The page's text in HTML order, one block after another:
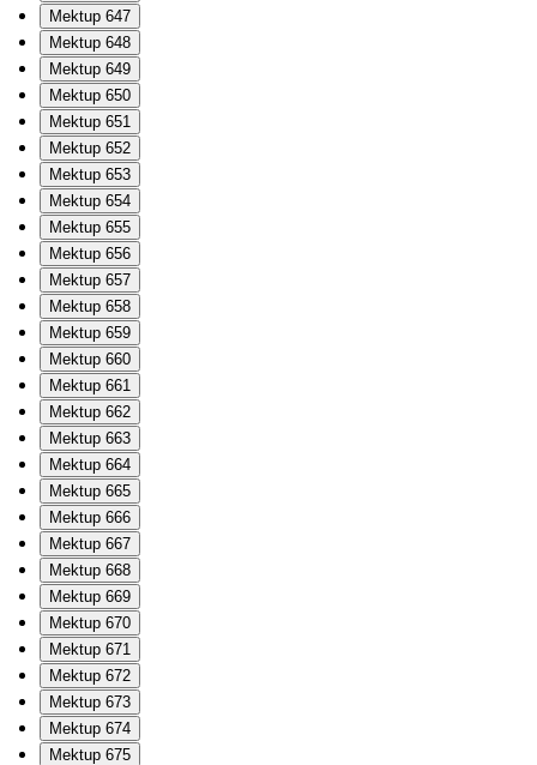
Mektup 647
Mektup 648
Mektup 649
Mektup 650
Mektup 651
Mektup 652
Mektup 653
Mektup 654
Mektup 655
Mektup 656
Mektup 657
Mektup 658
Mektup 659
Mektup 660
Mektup 661
Mektup 662
Mektup 663
Mektup 664
Mektup 665
Mektup 666
Mektup 667
Mektup 668
Mektup 669
Mektup 670
Mektup 671
Mektup 672
Mektup 673
Mektup 674
Mektup 675